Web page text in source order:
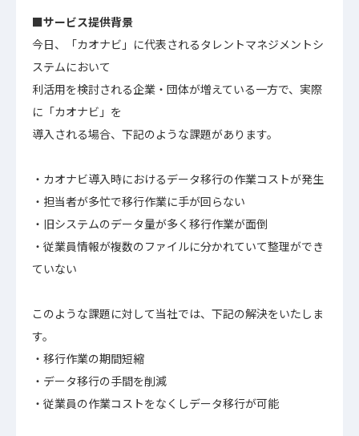
■サービス提供背景
今日、「カオナビ」に代表されるタレントマネジメントシ
ステムにおいて
利活用を検討される企業・団体が増えている一方で、実際
に「カオナビ」を
導入される場合、下記のような課題があります。
・カオナビ導入時におけるデータ移行の作業コストが発生
・担当者が多忙で移行作業に手が回らない
・旧システムのデータ量が多く移行作業が面倒
・従業員情報が複数のファイルに分かれていて整理ができ
ていない
このような課題に対して当社では、下記の解決をいたしま
す。
・移行作業の期間短縮
・データ移行の手間を削減
・従業員の作業コストをなくしデータ移行が可能